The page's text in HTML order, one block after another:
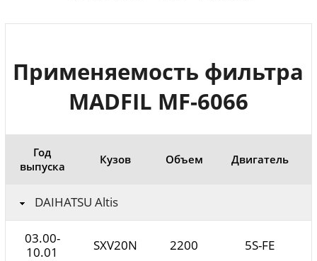
Применяемость фильтра
MADFIL MF-6066
Год
выпуска
Кузов Объем Двигатель
DAIHATSU Altis
03.00-
10.01
SXV20N 2200 5S-FE